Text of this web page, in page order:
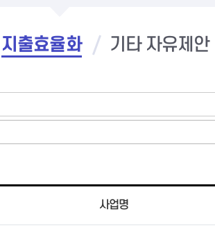
지출효율화 기타 자유제안
사업명